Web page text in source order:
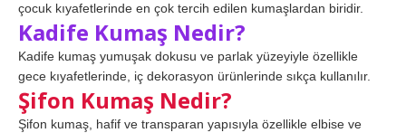
çocuk kıyafetlerinde en çok tercih edilen kumaşlardan biridir.
Kadife Kumaş Nedir?
Kadife kumaş yumuşak dokusu ve parlak yüzeyiyle özellikle
gece kıyafetlerinde, iç dekorasyon ürünlerinde sıkça kullanılır.
Şifon Kumaş Nedir?
Şifon kumaş, hafif ve transparan yapısıyla özellikle elbise ve